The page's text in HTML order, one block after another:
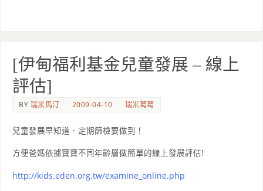
[伊甸福利基金兒童發展 – 線上
評估]
BY 瑞米馬汀 2009-04-10 瑞米葛葛
兒童發展早知道．定期篩檢要做到！
方便爸媽依據寶寶不同年齡層做簡單的線上發展評估!
http://kids.eden.org.tw/examine_online.php